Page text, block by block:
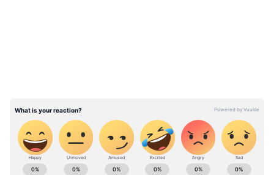
కామెంట్స్ వినిపిస్తున్నాయి. రవితేజ, కళ్యాణ్ రామ్ ఇద్దరూ
కుమ్మక్కయ్యారా అంటూ నెటిజన్లు ఫన్నీగా కామెంట్స్
చేస్తున్నారు.
ABOUT THE AUTHOR